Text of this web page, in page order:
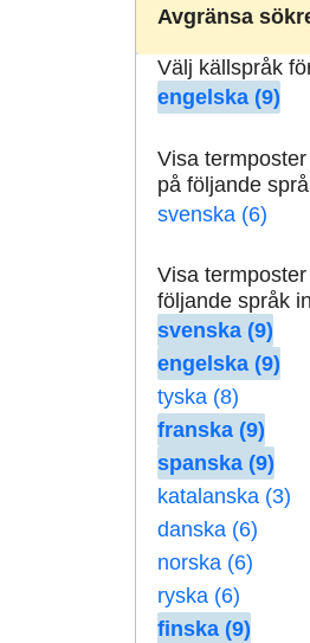
Avgränsa
Välj källspråk
engelska (9)
Visa
på följande
svenska (6)
Visa
följande språk
svenska (9)
engelska (9)
tyska (8)
franska (9)
spanska (9)
katalanska (3)
danska (6)
norska (6)
ryska (6)
finska (9)